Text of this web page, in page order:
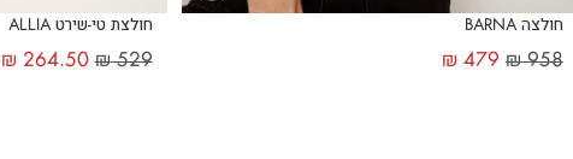
חולצה BARNA
₪958
₪ 479
חולצת טי-שירט ALLIA
₪529
₪ 264.50